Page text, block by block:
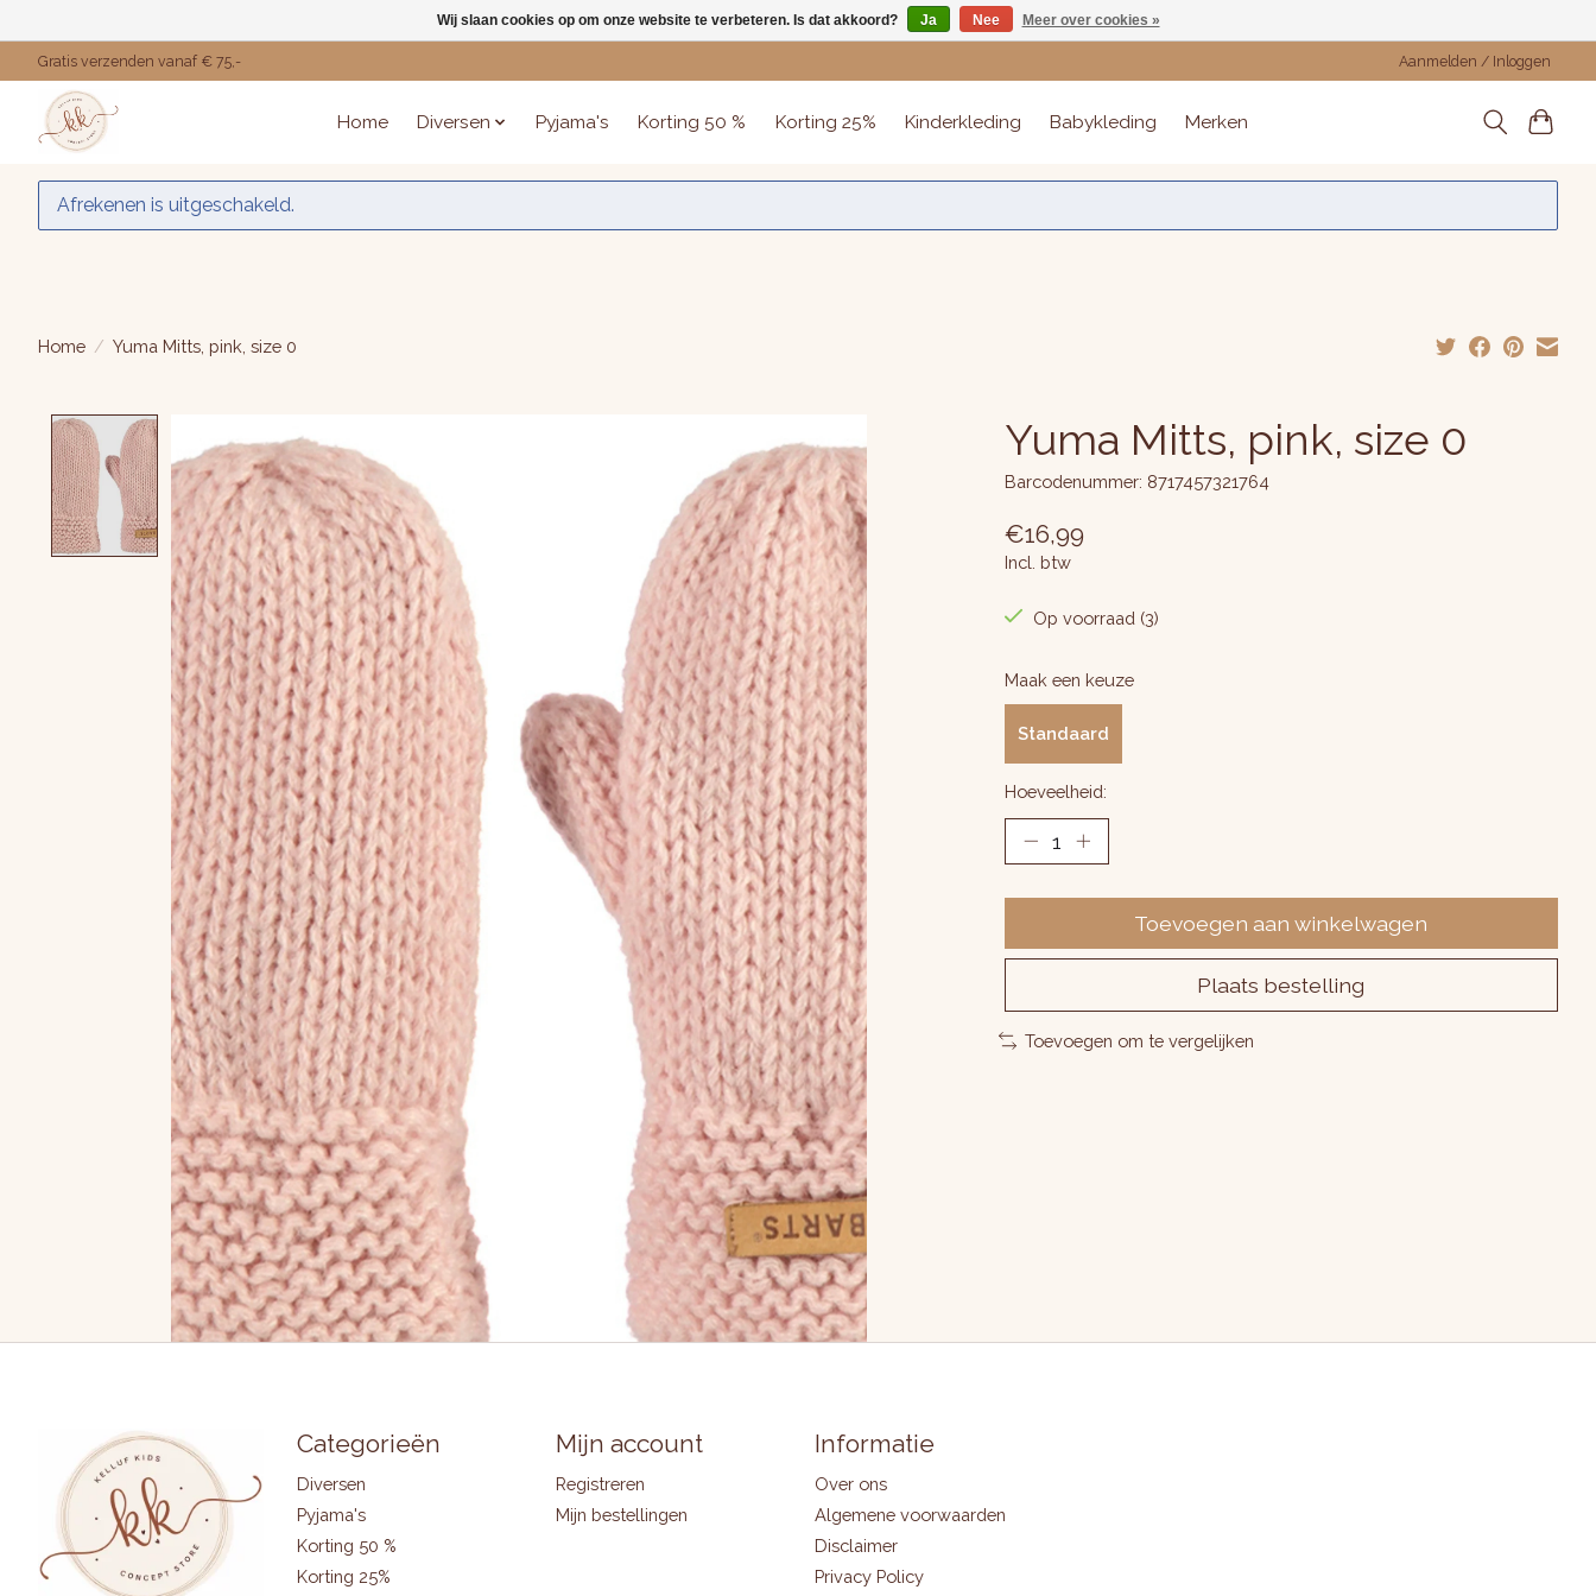
Gratis verzenden vanaf € 75,- Aanmelden / Inloggen
Home Diversen Pyjama's Korting 50 % Korting 25% Kinderkleding Babykleding Merken
Afrekenen is uitgeschakeld.
Home / Yuma Mitts, pink, size 0
Yuma Mitts, pink, size 0
Barcodenummer: 8717457321764
€16,99
Incl. btw
Op voorraad (3)
Maak een keuze
Standaard
Hoeveelheid:
Toevoegen aan winkelwagen
Plaats bestelling
Toevoegen om te vergelijken
Categorieën
Diversen
Pyjama's
Korting 50 %
Korting 25%
Mijn account
Registreren
Mijn bestellingen
Informatie
Over ons
Algemene voorwaarden
Disclaimer
Privacy Policy
Wij slaan cookies op om onze website te verbeteren. Is dat akkoord? Ja Nee Meer over cookies »